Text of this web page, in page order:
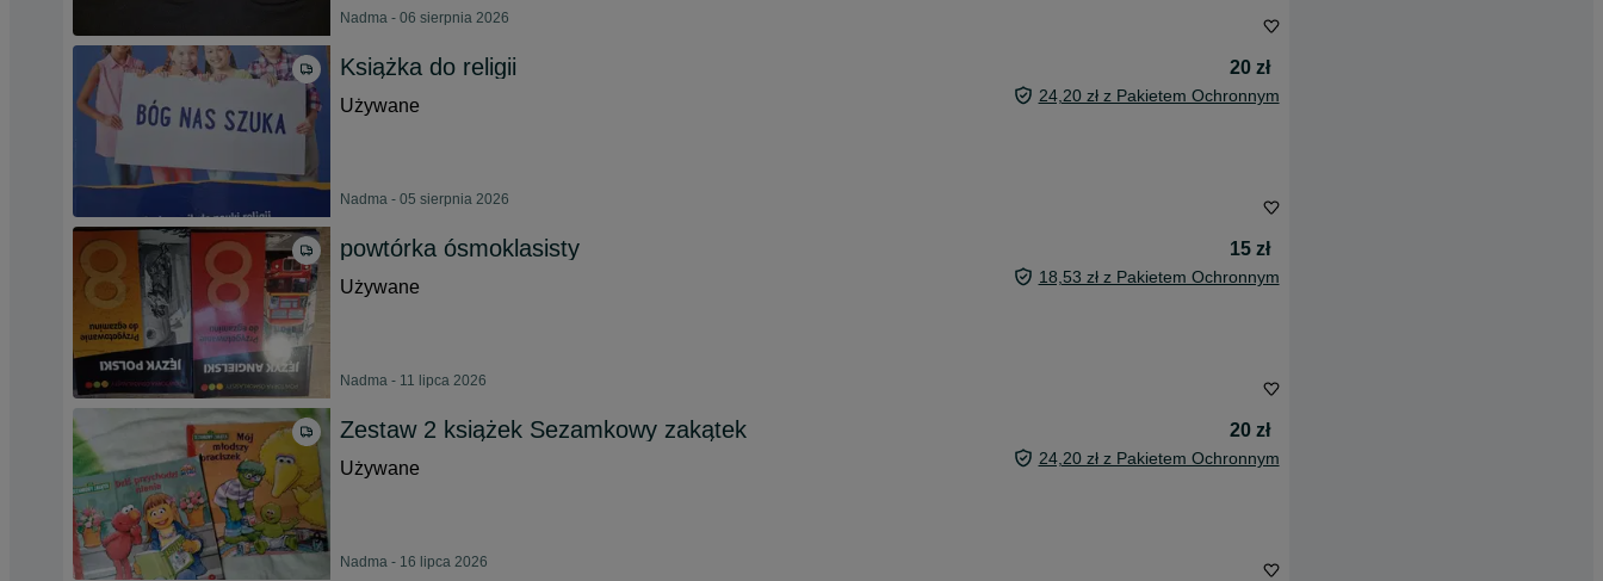
Nadma - 06 sierpnia 2026
Książka do religii
20 zł
Używane
24,20 zł z Pakietem Ochronnym
Nadma - 05 sierpnia 2026
powtórka ósmoklasisty
15 zł
Używane
18,53 zł z Pakietem Ochronnym
Nadma - 11 lipca 2026
Zestaw 2 książek Sezamkowy zakątek
20 zł
Używane
24,20 zł z Pakietem Ochronnym
Nadma - 16 lipca 2026